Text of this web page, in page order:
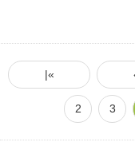
|«
2 3